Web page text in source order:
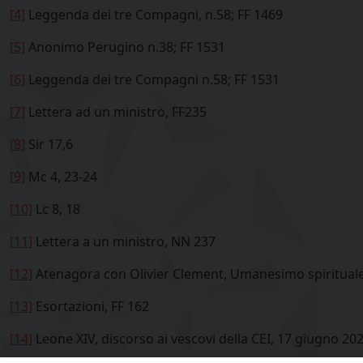
[4] Leggenda dei tre Compagni, n.58; FF 1469
[5] Anonimo Perugino n.38; FF 1531
[6] Leggenda dei tre Compagni n.58; FF 1531
[7] Lettera ad un ministro, FF235
[8] Sir 17,6
[9] Mc 4, 23-24
[10] Lc 8, 18
[11] Lettera a un ministro, NN 237
[12] Atenagora con Olivier Clement, Umanesimo
[13] Esortazioni, FF 162
[14] Leone XIV, discorso ai vescovi della CEI, 17 giugno